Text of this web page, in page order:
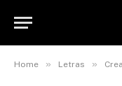
Home » Letras »